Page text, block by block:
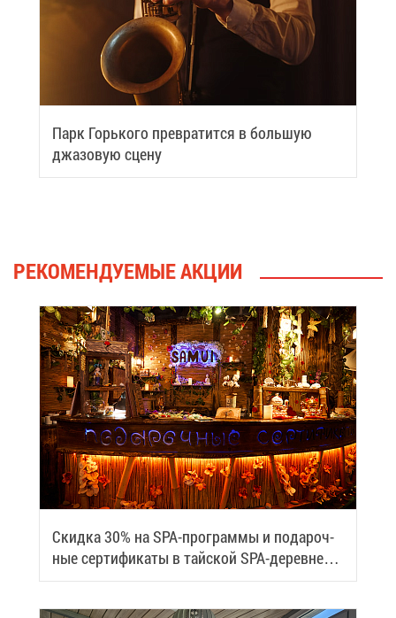
Парк Горь­ко­го пре­вра­тит­ся в боль­шую
джа­зо­вую сце­ну
РЕ­КО­МЕН­ДУ­Е­МЫЕ АК­ЦИИ
Скид­ка 30% на SPA-про­грам­мы и по­да­роч­
ные сер­ти­фи­ка­ты в тай­ской SPA-де­ревне
Samui